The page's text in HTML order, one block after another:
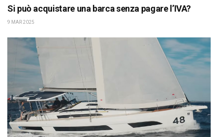
Si può acquistare una barca senza pagare l’IVA?
9 MAR 2025